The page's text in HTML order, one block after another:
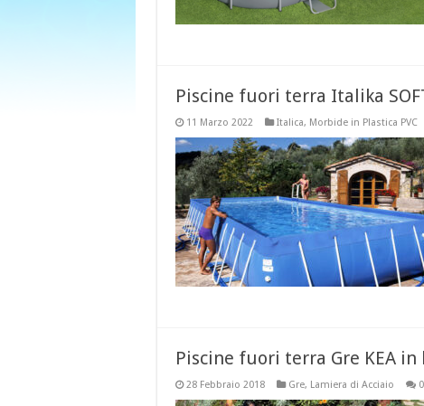
Piscine fuori terra Italika
11 Marzo 2022 Italica, Morbide in Plastica PVC
Piscine fuori terra Gre KEA
28 Febbraio 2018 Gre, Lamiera di Acciaio 0